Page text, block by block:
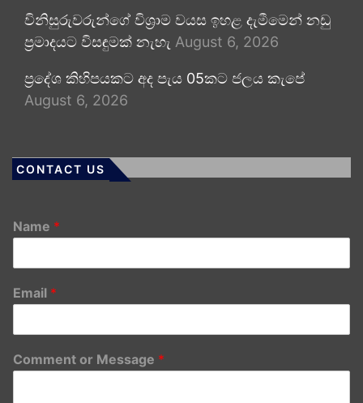
විනිසුරුවරුන්ගේ විශ්‍රාම වයස ඉහළ දැමීමෙන් නඩු
ප්‍රමාදයට විසඳුමක් නැහැ August 6, 2026
ප්‍රදේශ කිහිපයකට අද පැය 05කට ජලය කැපේ
August 6, 2026
CONTACT US
Name *
Email *
Comment or Message *